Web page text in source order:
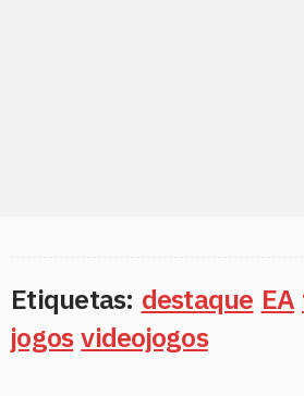
Etiquetas: destaque EA
jogos videojogos